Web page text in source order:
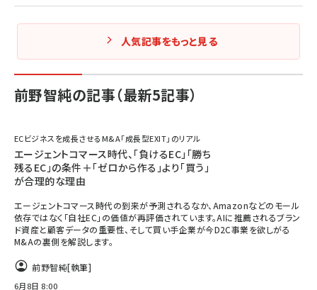
人気記事をもっと見る
前野智純の記事（最新5記事）
ECビジネスを成長させるM&A「成長型EXIT」のリアル
エージェントコマース時代、「負けるEC」「勝ち
残るEC」の条件＋「ゼロから作る」より「買う」
が合理的な理由
エージェントコマース時代の到来が予測されるなか、Amazonなどのモール
依存ではなく「自社EC」の価値が再評価されています。AIに推薦されるブラン
ド資産と顧客データの重要性、そして買い手企業が今D2C事業を欲しがる
M&Aの裏側を解説します。
前野智純[執筆]
6月8日 8:00